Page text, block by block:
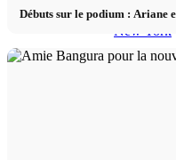
New York
Débuts sur le podium : Ariane